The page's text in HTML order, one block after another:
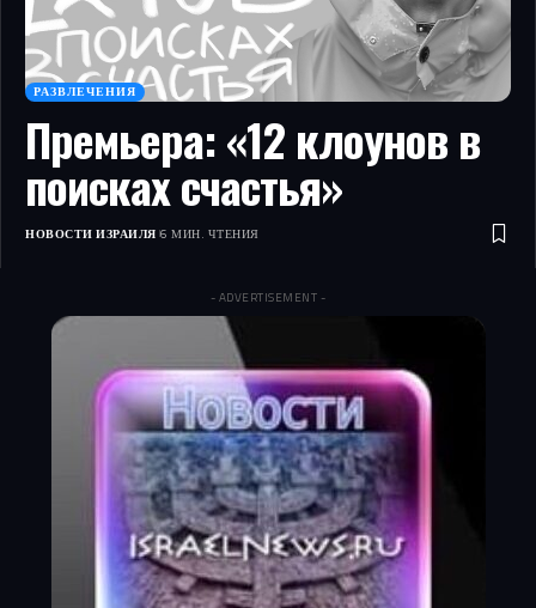
РАЗВЛЕЧЕНИЯ
Премьера: «12 клоунов в
поисках счастья»
НОВОСТИ ИЗРАИЛЯ 6 МИН. ЧТЕНИЯ
- ADVERTISEMENT -